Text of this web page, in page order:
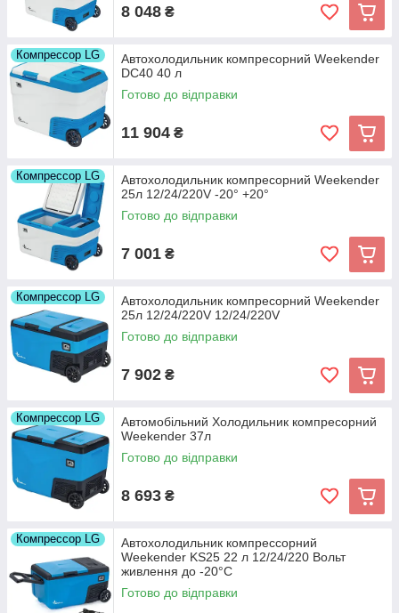
8 048 ₴
Компрессор LG
Автохолодильник компресорний Weekender
DC40 40 л
Готово до відправки
11 904 ₴
Компрессор LG
Автохолодильник компресорний Weekender
25л 12/24/220V -20° +20°
Готово до відправки
7 001 ₴
Компрессор LG
Автохолодильник компресорний Weekender
25л 12/24/220V 12/24/220V
Готово до відправки
7 902 ₴
Компрессор LG
Автомобільний Холодильник компресорний
Weekender 37л
Готово до відправки
8 693 ₴
Компрессор LG
Автохолодильник компрессорний
Weekender KS25 22 л 12/24/220 Вольт
живлення до -20°C
Готово до відправки